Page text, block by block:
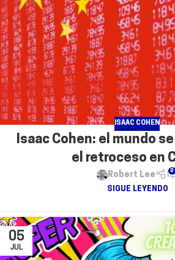
ISAAC COHEN
Isaac Cohen: el mundo
el retroceso en
Robert Lee 0
SIGUE LEYENDO
05
JUL